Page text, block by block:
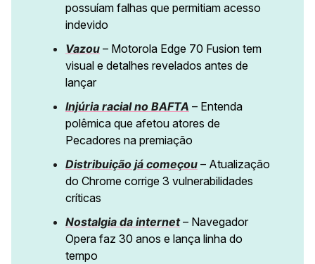
possuíam falhas que permitiam acesso
indevido
Vazou – Motorola Edge 70 Fusion tem
visual e detalhes revelados antes de
lançar
Injúria racial no BAFTA – Entenda
polêmica que afetou atores de
Pecadores na premiação
Distribuição já começou – Atualização
do Chrome corrige 3 vulnerabilidades
críticas
Nostalgia da internet– Navegador
Opera faz 30 anos e lança linha do
tempo